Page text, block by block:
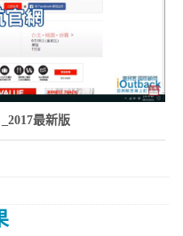
最新版